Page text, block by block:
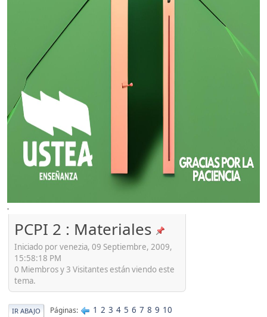
'
PCPI 2 : Materiales
Iniciado por venezia, 09 Septiembre, 2009,
15:58:18 PM
0 Miembros y 3 Visitantes están viendo este
tema.
IR ABAJO Páginas 1 2 3 4 5 6 7 8 9 10